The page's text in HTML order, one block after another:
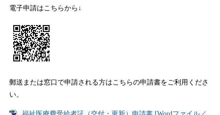
電子申請はこちらから↓
郵送または窓口で申請される方はこちらの申請書をご利用くださ
い。